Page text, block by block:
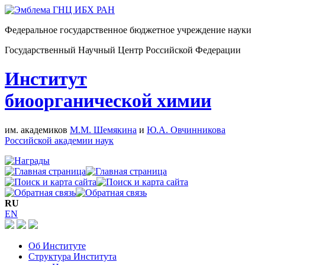
Федеральное государственное бюджетное учреждение науки
Государственный Научный Центр Российской Федерации
Институт
биоорганической химии
им. академиков М.М. Шемякина и Ю.А. Овчинникова
Российской академии наук
RU
EN
Об Институте
Структура Института